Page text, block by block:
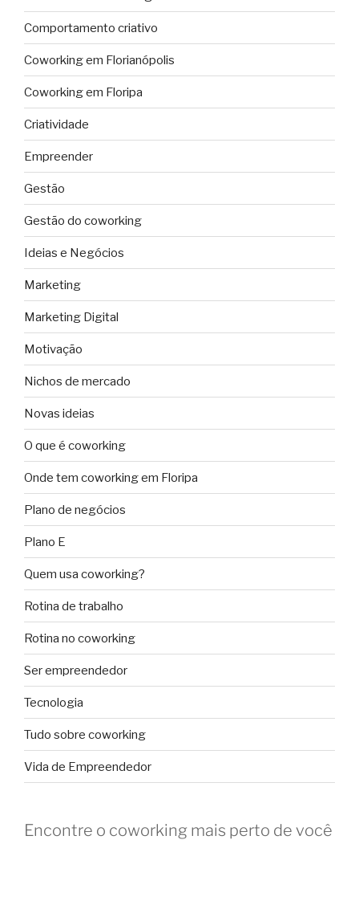
Comportamento criativo
Coworking em Florianópolis
Coworking em Floripa
Criatividade
Empreender
Gestão
Gestão do coworking
Ideias e Negócios
Marketing
Marketing Digital
Motivação
Nichos de mercado
Novas ideias
O que é coworking
Onde tem coworking em Floripa
Plano de negócios
Plano E
Quem usa coworking?
Rotina de trabalho
Rotina no coworking
Ser empreendedor
Tecnologia
Tudo sobre coworking
Vida de Empreendedor
Encontre o coworking mais perto de você